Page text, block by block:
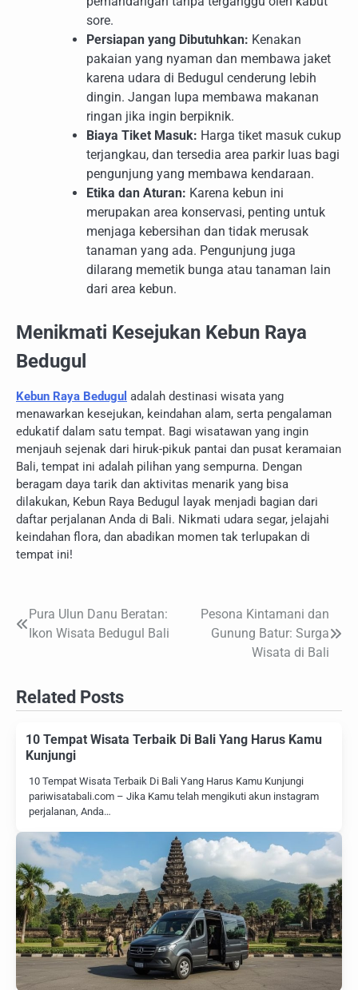
sore.
Persiapan yang Dibutuhkan: Kenakan
pakaian yang nyaman dan membawa jaket
karena udara di Bedugul cenderung lebih
dingin. Jangan lupa membawa makanan
ringan jika ingin berpiknik.
Biaya Tiket Masuk: Harga tiket masuk cukup
terjangkau, dan tersedia area parkir luas bagi
pengunjung yang membawa kendaraan.
Etika dan Aturan: Karena kebun ini
merupakan area konservasi, penting untuk
menjaga kebersihan dan tidak merusak
tanaman yang ada. Pengunjung juga
dilarang memetik bunga atau tanaman lain
dari area kebun.
Menikmati Kesejukan Kebun Raya
Bedugul
Kebun Raya Bedugul adalah destinasi wisata yang
menawarkan kesejukan, keindahan alam, serta pengalaman
edukatif dalam satu tempat. Bagi wisatawan yang ingin
menjauh sejenak dari hiruk-pikuk pantai dan pusat keramaian
Bali, tempat ini adalah pilihan yang sempurna. Dengan
beragam daya tarik dan aktivitas menarik yang bisa
dilakukan, Kebun Raya Bedugul layak menjadi bagian dari
daftar perjalanan Anda di Bali. Nikmati udara segar, jelajahi
keindahan flora, dan abadikan momen tak terlupakan di
tempat ini!
Navigasi
Pura Ulun Danu Beratan:
Ikon Wisata Bedugul Bali
Pesona Kintamani dan
Gunung Batur: Surga
Wisata di Bali
Related Posts
10 Tempat Wisata Terbaik Di Bali Yang Harus Kamu
Kunjungi
10 Tempat Wisata Terbaik Di Bali Yang Harus Kamu Kunjungi
pariwisatabali.com – Jika Kamu telah mengikuti akun instagram
perjalanan, Anda…